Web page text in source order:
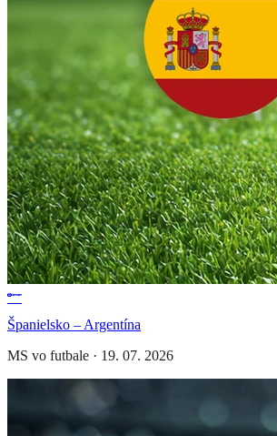
Španielsko – Argentína
MS vo futbale · 19. 07. 2026